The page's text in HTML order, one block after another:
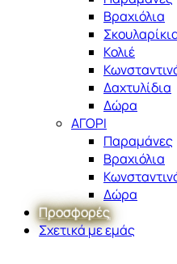
Βραχιόλια
Κολιέ
Δαχτυλίδια
Δώρα
ΑΓΟΡΙ
Παραμάνες
Βραχιόλια
Δώρα
Προσφορές
Σχετικά με εμάς